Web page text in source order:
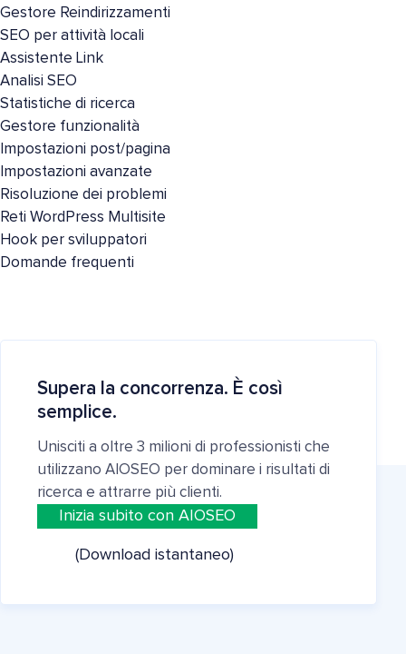
Gestore Reindirizzamenti
SEO per attività locali
Assistente Link
Analisi SEO
Statistiche di ricerca
Gestore funzionalità
Impostazioni post/pagina
Impostazioni avanzate
Risoluzione dei problemi
Reti WordPress Multisite
Hook per sviluppatori
Domande frequenti
Supera la concorrenza. È così
semplice.
Unisciti a oltre 3 milioni di professionisti che
utilizzano AIOSEO per dominare i risultati di
ricerca e attrarre più clienti.
Inizia subito con AIOSEO
(Download istantaneo)